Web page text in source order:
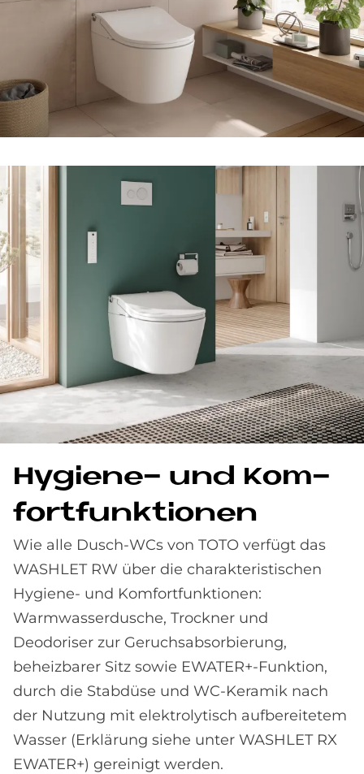
Hy­gie­ne- und Kom­
fort­funk­tio­nen
Wie alle Dusch-WCs von TOTO verfügt das
WASHLET RW über die charakteristischen
Hygiene- und Komfortfunktionen:
Warmwasserdusche, Trockner und
Deodoriser zur Geruchsabsorbierung,
beheizbarer Sitz sowie EWATER+-Funktion,
durch die Stabdüse und WC-Keramik nach
der Nutzung mit elektrolytisch aufbereitetem
Wasser (Erklärung siehe unter WASHLET RX
EWATER+) gereinigt werden.